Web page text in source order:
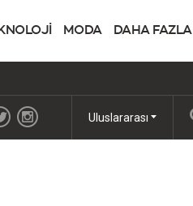
MODA DAHA FAZLA
Uluslararası